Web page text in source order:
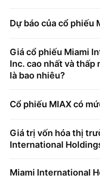
Dự báo của cổ phiếu
Giá cổ phiếu Miami
Inc. cao nhất và thấp
là bao nhiêu?
Cổ phiếu MIAXcó
Giá trị vốn hóa thị
International
Miami International